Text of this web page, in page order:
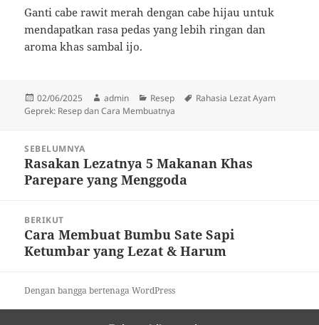
Ganti cabe rawit merah dengan cabe hijau untuk
mendapatkan rasa pedas yang lebih ringan dan
aroma khas sambal ijo.
Diposkan
pada
02/06/2025 Penulis
admin Kategori
Resep Tag
Rahasia Lezat Ayam
Geprek: Resep dan Cara Membuatnya
SEBELUMNYA
Pos
sebelumnya:
Rasakan Lezatnya 5 Makanan Khas
Parepare yang Menggoda
BERIKUT
Pos
berikutnya:
Cara Membuat Bumbu Sate Sapi
Ketumbar yang Lezat & Harum
Dengan bangga bertenaga WordPress